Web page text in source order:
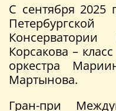
С сентября 2025
Корсакова –
оркестра
Мартынова.
Гран-при